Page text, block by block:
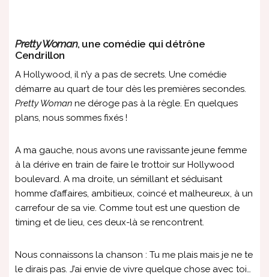
Pretty Woman, une comédie qui détrône
Cendrillon
A Hollywood, il n’y a pas de secrets. Une comédie
démarre au quart de tour dès les premières secondes.
Pretty Woman ne déroge pas à la règle. En quelques
plans, nous sommes fixés !
A ma gauche, nous avons une ravissante jeune femme
à la dérive en train de faire le trottoir sur Hollywood
boulevard. A ma droite, un sémillant et séduisant
homme d’affaires, ambitieux, coincé et malheureux, à un
carrefour de sa vie. Comme tout est une question de
timing et de lieu, ces deux-là se rencontrent.
Nous connaissons la chanson : Tu me plais mais je ne te
le dirais pas. J’ai envie de vivre quelque chose avec toi…